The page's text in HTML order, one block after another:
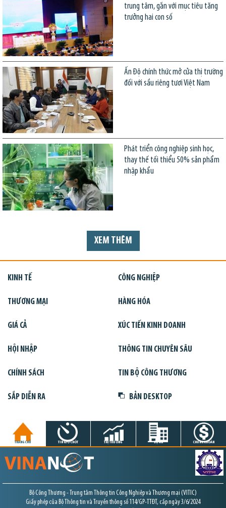
trung tâm, gắn với mục tiêu tăng
trưởng hai con số
Ấn Độ chính thức mở cửa thị trường
đối với sầu riêng tươi Việt Nam
Phát triển công nghiệp sinh học,
thay thế tối thiểu 50% sản phẩm
nhập khẩu
XEM THÊM
KINH TẾ CÔNG NGHIỆP
THƯƠNG MẠI HÀNG HÓA
GIÁ CẢ XÚC TIẾN KINH DOANH
HỘI NHẬP THÔNG TIN CHUYÊN SÂU
CHÍNH SÁCH TIN BỘ CÔNG THƯƠNG
SẮP DIỄN RA BẢN DESKTOP
TRANG CHỦ TIN GIỜ CHÓT THỊ TRƯỜNG DỰ ÁN CHỨNG KHOÁN
Bộ Công Thương - Trung tâm Thông tin Công Nghiệp và Thương mại (VITIC)
Giấy phép của Bộ Thông tin và Truyền thông số 114/GP-TTĐT, cấp ngày 3/6/2024